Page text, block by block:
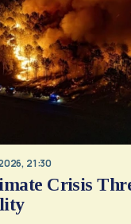
21:30
Crisis